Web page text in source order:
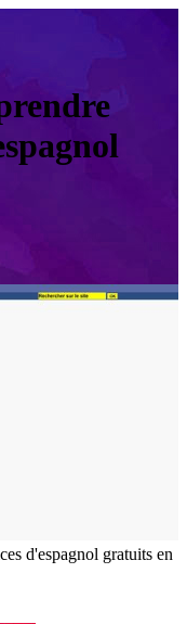
d'espagnol gratuits en